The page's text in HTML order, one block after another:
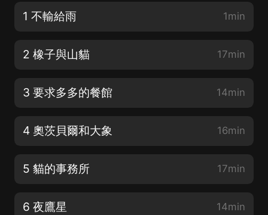
1 不輸給雨 1min
2 橡子與山貓 17min
3 要求多多的餐館 14min
4 奧茨貝爾和大象 16min
5 貓的事務所 17min
6 夜鷹星 14min